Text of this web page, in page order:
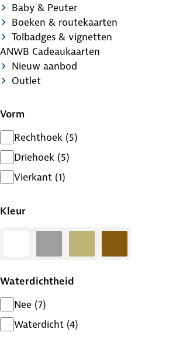
Baby & Peuter
Boeken & routekaarten
Tolbadges & vignetten
ANWB Cadeaukaarten
Nieuw aanbod
Outlet
Vorm
Rechthoek (5)
Driehoek (5)
Vierkant (1)
Kleur
Waterdichtheid
Nee (7)
Waterdicht (4)